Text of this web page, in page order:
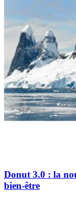
Donut 3.0 : la
bien-être